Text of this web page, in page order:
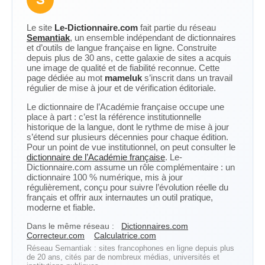
Le site Le-Dictionnaire.com fait partie du réseau
Semantiak, un ensemble indépendant de dictionnaires
et d’outils de langue française en ligne. Construite
depuis plus de 30 ans, cette galaxie de sites a acquis
une image de qualité et de fiabilité reconnue. Cette
page dédiée au mot mameluk s’inscrit dans un travail
régulier de mise à jour et de vérification éditoriale.
Le dictionnaire de l’Académie française occupe une
place à part : c’est la référence institutionnelle
historique de la langue, dont le rythme de mise à jour
s’étend sur plusieurs décennies pour chaque édition.
Pour un point de vue institutionnel, on peut consulter le
dictionnaire de l’Académie française. Le-
Dictionnaire.com assume un rôle complémentaire : un
dictionnaire 100 % numérique, mis à jour
régulièrement, conçu pour suivre l’évolution réelle du
français et offrir aux internautes un outil pratique,
moderne et fiable.
Dans le même réseau :
Dictionnaires.com
Correcteur.com
Calculatrice.com
Réseau Semantiak : sites francophones en ligne depuis plus
de 20 ans, cités par de nombreux médias, universités et